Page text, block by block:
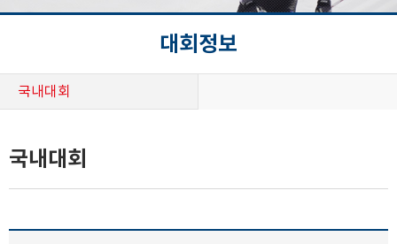
대회정보
국내대회
국내대회